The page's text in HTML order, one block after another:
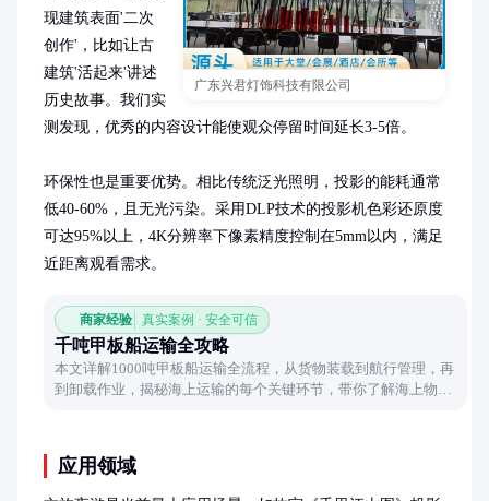
广东兴君灯饰科技有限公司
现建筑表面'二次
创作'，比如让古
建筑'活起来'讲述
历史故事。我们实
测发现，优秀的内容设计能使观众停留时间延长3-5倍。
环保性也是重要优势。相比传统泛光照明，投影的能耗通常
低40-60%，且无光污染。采用DLP技术的投影机色彩还原度
可达95%以上，4K分辨率下像素精度控制在5mm以内，满足
近距离观看需求。
商家经验 真实案例 · 安全可信
千吨甲板船运输全攻略
本文详解1000吨甲板船运输全流程，从货物装载到航行管理，再
到卸载作业，揭秘海上运输的每个关键环节，带你了解海上物流
应用领域